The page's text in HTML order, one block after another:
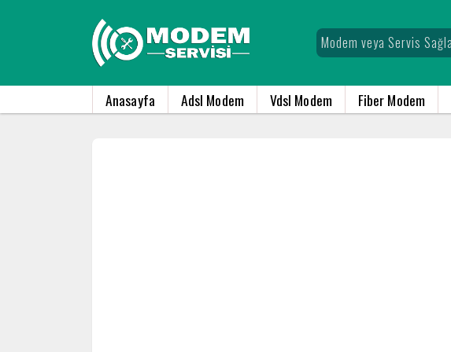
Anasayfa Adsl Modem Vdsl Modem Fiber Modem